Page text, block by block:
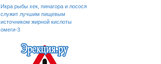
Икра рыбы хек, пинагора и лосося
служит лучшим пищевым
источником жирной кислоты
омеги-3